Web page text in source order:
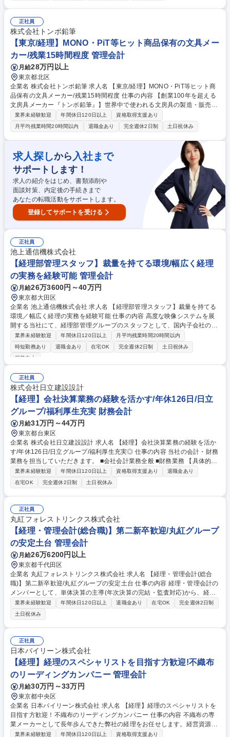
後進の指導・育成■その他経理業務全般■JGAAP・IFRSのマルチ会計基準
で行う経理処理■新サービス・新商品立案時の会計処理・事務フロー等の
検討 募集職種 品川【経理メンバー】楽天グループの安定基盤/年120休土
日祝/WLB◎
正社員
株式会社トンボ鉛筆
【東京/経理】MONO・PiT等ヒット商品保有の文具メー
カー/残業15時間程度 管理会計
月給28万円以上
東京都北区
企業名 株式会社トンボ鉛筆 求人名 【東京/経理】MONO・PiT等ヒット商
品保有の文具メーカー/残業15時間程度 仕事の内容 【創業100年を超える
文房具メーカー『トンボ鉛筆』】世界中で使われる文房具の製造・販売を
行う当社の経理担当として、ご経験やスキル・ご志向に合わせて日次業務
～決算業務・連結決算業務までお任せします。 【詳細】リーダー又は主任
クラスとして、月次・年次決算業務、税務対応、財務業務、各種明細作
成、システム導入支援業務、固定資産管理、海外子会社管理等をご担当い
ただきます。 募集職種 【東京/経理】MONO・PiT等ヒット商品保有の文
具メーカー/残業15時間程度
業界未経験歓迎 年間休日120日以上
資格取得支援あり
月平均残業時間20時間以内
退職金あり 完全週休2日制 土日祝休み
求人探しから 入社まで
サポートします！
求人の紹介をはじめ、書類添削や
面談対策、内定後の手続きまで
あなたの転職活動をサポートします。
登録してサポートを受ける
正社員
池上通信機株式会社
【経理部管理スタッフ】裁量を持てる環境/幅広く経理
の実務を経験可能 管理会計
月給26万3600円～40万円
東京都大田区
企業名 池上通信機株式会社 求人名 【経理部管理スタッフ】裁量を持てる
環境／幅広く経理の実務を経験可能 仕事の内容 高度な映像システムを展
開する当社にて、経理部管理グループのスタッフとして、国内子会社の損
益取りまとめや予算データ集計、親会社の管理会計業務も一部行い、内部
意思決定を支援し経営に貢献していただきます。 ■子会社予算策定 ■管理
会計仕訳とデータ出力 ■予算実績管理 ■監査対応と棚卸実査 ■親会社管理
支援し経営効率の向上に貢献できます。子会社経営に近い立場で裁量を持
った業務が可能です。将来は希望に応じ業務ローテーションも行えます。
募集職種 【経理部管理スタッフ】裁量を持てる環境／幅広く経理の実務を
経験可能
業界未経験歓迎 年間休日120日以上
月平均残業時間20時間以内
時短勤務あり
退職金あり 在宅OK 完全週休2日制
土日祝休み
服装自由
正社員
株式会社日立建設設計
【経理】会社決算業務の経験を活かす/年休126日/日立
グループ/福利厚生充実 財務会計
月給31万円～44万円
東京都台東区
企業名 株式会社日立建設設計 求人名 【経理】会社決算業務の経験を活か
す/年休126日/日立グループ/福利厚生充実◎ 仕事の内容 当社の会計・財務
業務を担当していただきます。 ■会社会計業務全般 ■財務業務 【具体的に
は】 ・決算書作成・納税・原価計算・原価管理・財産管理他 ・資金管
理・予算管理他 【採用背景】案件の増加に伴い、業務の効率の改善を目指
しての採用になります。チームとして自分の持っているスキル還元してい
きたい方を歓迎します。 募集職種 【経理】会社決算業務の経験を活かす/
年休126日/日立グループ/福利厚生充実◎
業界未経験歓迎 年間休日120日以上 資格取得支援あり
退職金あり
在宅OK
完全週休2日制 土日祝休み
正社員
丸紅フォレストリンクス株式会社
【経理・管理会計(総合職)】第二新卒歓迎/丸紅グループ
の安定土台 管理会計
月給26万6200円以上
東京都千代田区
企業名 丸紅フォレストリンクス株式会社 求人名 【経理・管理会計(総合
職)】第二新卒歓迎/丸紅グループの安定土台 仕事の内容 経理・管理会計の
メンバーとして、単体決算の主導(年次決算の完結・監査対応)から、経営
層や親会社への報告に直結する「管理会計(業績分析・予算管理)」に携わ
っていただきます。 【詳細】■管理会計・業績管理(最重要ミッション)：
月次、四半期業績報告(PL/BS/CF)の作成および経営層向けレポート集計な
ど ■財務会計(単体決算の主導・完結)：月次、四半期、年次決算実務の遂
行と決算着地のリードなど ■税務会計(データ集計まで)：各種税務申告
（法人税・住民税・事業税・消費税）に必要な基礎データの集計・整備な
ど ■業務改善DX推進：管理会計業務を中心とした現状の業務課題の抽出な
ど 募集職種 【経理・管理会計(総合職)】第二新卒歓迎/丸紅グループの安
定土台
業界未経験歓迎 年間休日120日以上 退職金あり 在宅OK
完全週休2日制
土日祝休み
正社員
日本バイリーン株式会社
【経理】経理のスペシャリストを目指す方歓迎!不織布
のリーディングカンパニー 管理会計
月給30万円～33万円
東京都中央区
企業名 日本バイリーン株式会社 求人名 【経理】経理のスペシャリストを
目指す方歓迎！不織布のリーディングカンパニー 仕事の内容 不織布の専
業メーカーとして長年歩んできた弊社の経理をお任せします。経営資源で
あるヒト・モノ・カネのうち、「カネ」の動きを管理することで、会社経
業界未経験歓迎 年間休日120日以上 資格取得支援あり